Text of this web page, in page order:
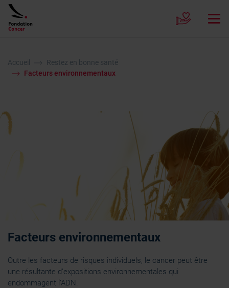
Accueil
Restez en bonne santé
Facteurs environnementaux
Facteurs environnementaux
Outre les facteurs de risques individuels, le cancer peut être
une résultante d’expositions environnementales qui
endommagent l’ADN.